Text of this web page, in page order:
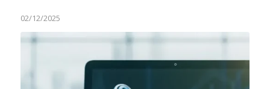
02/12/2025